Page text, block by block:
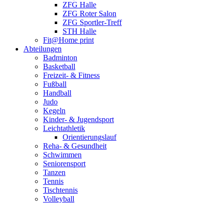
ZFG Halle
ZFG Roter Salon
ZFG Sportler-Treff
STH Halle
Fit@Home print
Abteilungen
Badminton
Basketball
Freizeit- & Fitness
Fußball
Handball
Judo
Kegeln
Kinder- & Jugendsport
Leichtathletik
Orientierungslauf
Reha- & Gesundheit
Schwimmen
Seniorensport
Tanzen
Tennis
Tischtennis
Volleyball